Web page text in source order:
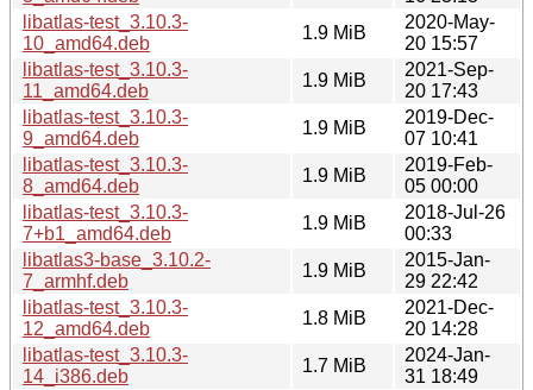
libatlas-test_3.10.3-
10_amd64.deb
1.9 MiB
2020-May-
20 15:57
libatlas-test_3.10.3-
11_amd64.deb
1.9 MiB
2021-Sep-
20 17:43
libatlas-test_3.10.3-
9_amd64.deb
1.9 MiB
2019-Dec-
07 10:41
libatlas-test_3.10.3-
8_amd64.deb
1.9 MiB
2019-Feb-
05 00:00
libatlas-test_3.10.3-
7+b1_amd64.deb
1.9 MiB
2018-Jul-26
00:33
libatlas3-base_3.10.2-
7_armhf.deb
1.9 MiB
2015-Jan-
29 22:42
libatlas-test_3.10.3-
12_amd64.deb
1.8 MiB
2021-Dec-
20 14:28
libatlas-test_3.10.3-
14_i386.deb
1.7 MiB
2024-Jan-
31 18:49